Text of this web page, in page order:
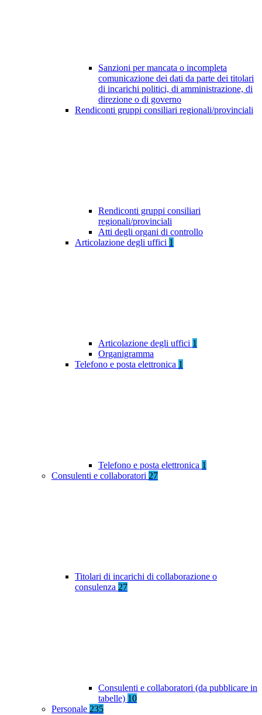
Sanzioni per mancata o incompleta
comunicazione dei dati da parte dei titolari
di incarichi politici, di amministrazione, di
direzione o di governo
Rendiconti gruppi consiliari regionali/provinciali
Rendiconti gruppi consiliari
regionali/provinciali
Atti degli organi di controllo
Articolazione degli uffici 1
Articolazione degli uffici 1
Organigramma
Telefono e posta elettronica 1
Telefono e posta elettronica 1
Consulenti e collaboratori 27
Titolari di incarichi di collaborazione o
consulenza 27
Consulenti e collaboratori (da pubblicare in
tabelle) 10
Personale 235